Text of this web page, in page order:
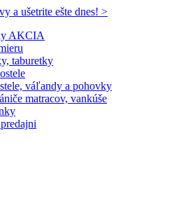
a ušetrite ešte dnes! >​
AKCIA
taburetky
váľandy a pohovky
matracov, vankúše